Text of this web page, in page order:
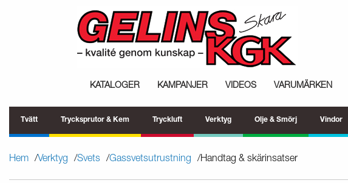
KATALOGER KAMPANJER VIDEOS VARUMÄRKEN
Tvätt Trycksprutor & Kem Tryckluft Verktyg Olje & Smörj Vindor
Hem Verktyg Svets Gassvetsutrustning Handtag & skärinsatser